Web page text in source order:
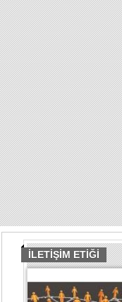
İLETİŞİM ETİĞİ